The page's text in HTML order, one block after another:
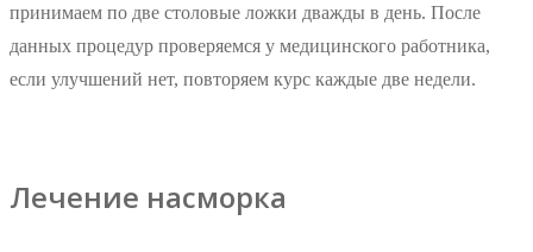
принимаем по две столовые ложки дважды в день. После
данных процедур проверяемся у медицинского работника,
если улучшений нет, повторяем курс каждые две недели.
Лечение насморка